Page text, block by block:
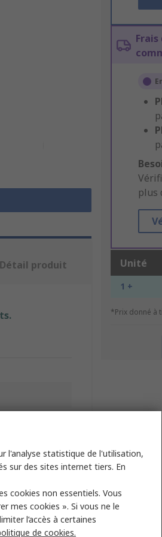
plus
Unité
1 +
*Prix donné à
Détail produit
l'analyse statistique de l'utilisation,
sur des sites internet tiers. En
cookies non essentiels. Vous
mes cookies ». Si vous ne le
l’accès à certaines
de cookies.